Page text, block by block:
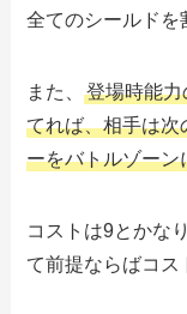
全てのシールドを
また、登場時能
てれば、相手は次
ーをバトルゾーン
コストは9とかな
て前提ならばコス